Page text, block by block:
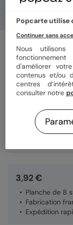
Tchin
5( avis)
Format
3,92 €
Planche de 8
Fabrication
Expédition
Popcarte utilise
Continuer sans
Nous
d'améliorer
contenus et/ou
centres
consulter notre